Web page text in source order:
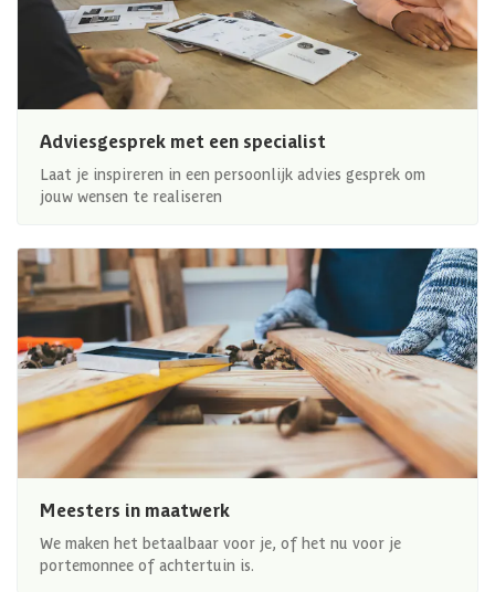
Adviesgesprek met een specialist
Laat je inspireren in een persoonlijk advies gesprek om
jouw wensen te realiseren
Meesters in maatwerk
We maken het betaalbaar voor je, of het nu voor je
portemonnee of achtertuin is.